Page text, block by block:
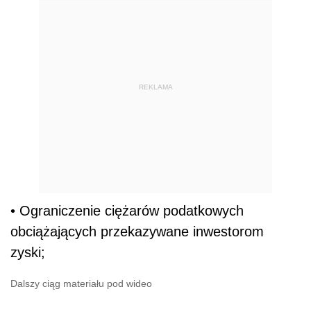
REKLAMA
• Ograniczenie ciężarów podatkowych
obciążających przekazywane inwestorom
zyski;
Dalszy ciąg materiału pod wideo